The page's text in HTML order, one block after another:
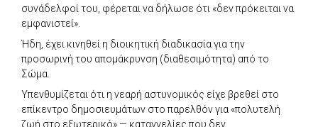
συνάδελφοί του, φέρεται να δήλωσε ότι «δεν πρόκειται να
εμφανιστεί».
Ήδη, έχει κινηθεί η διοικητική διαδικασία για την
προσωρινή του απομάκρυνση (διαθεσιμότητα) από το
Σώμα.
Υπενθυμίζεται ότι η νεαρή αστυνομικός είχε βρεθεί στο
επίκεντρο δημοσιευμάτων στο παρελθόν για «πολυτελή
ζωή στο εξωτερικό» — καταγγελίες που δεν